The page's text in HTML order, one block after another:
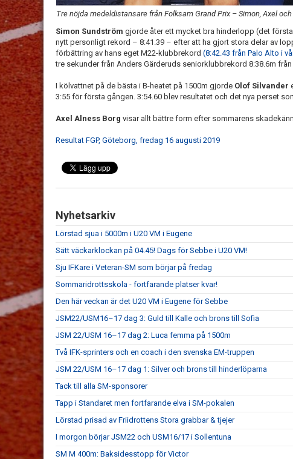
Tre nöjda medeldistansare från Folksam Grand Prix – Simon, Axel
Simon Sundström gjorde åter ett mycket bra hinderlopp (det
nytt personligt rekord – 8:41.39 – efter att ha gjort stora delar av
förbättring av hans eget M22-klubbrekord (8:42.43 från Palo Alto i
tre sekunder från Anders Gärderuds seniorklubbrekord 8:38.6m från
I kölvattnet på de bästa i B-heatet på 1500m gjorde Olof Silvander
3:55 för första gången. 3:54.60 blev resultatet och det nya perset
Axel Alness Borg visar allt bättre form efter sommarens
Resultat FGP, Göteborg, fredag 16 augusti 2019
Nyhetsarkiv
Lörstad sjua i 5000m i U20 VM i Eugene
Sätt väckarklockan på 04.45! Dags för Sebbe i U20 VM!
Sju IFKare i Veteran-SM som börjar på fredag
Sommaridrottsskola - fortfarande platser kvar!
Den här veckan är det U20 VM i Eugene för Sebbe
JSM22/USM16–17 dag 3: Guld till Kalle och brons till Sofia
JSM 22/USM 16–17 dag 2: Luca femma på 1500m
Två IFK-sprinters och en coach i den svenska EM-truppen
JSM 22/USM 16–17 dag 1: Silver och brons till hinderlöparna
Tack till alla SM-sponsorer
Tapp i Standaret men fortfarande elva i SM-pokalen
Lörstad prisad av Friidrottens Stora grabbar & tjejer
I morgon börjar JSM22 och USM16/17 i Sollentuna
SM M 400m: Baksidesstopp för Victor